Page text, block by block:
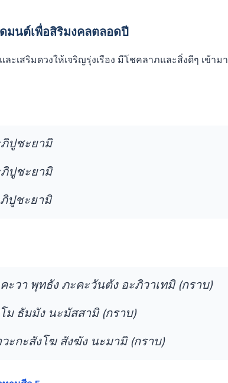
มนต์เพื่อสิริมงคลตลอดปี
ะเสริมดวงให้เจริญรุ่งเรือง มีโชคลาภและสิ่งดีๆ เข้ามา
ปูชะยามิ
ปูชะยามิ
ปูชะยามิ
วา พุทธัง ภะคะวันตัง อะภิวาเทมิ (กราบ)
ม ธัมมัง นะมัสสามิ (กราบ)
ะกะสังโฆ สังฆัง นะมามิ (กราบ)